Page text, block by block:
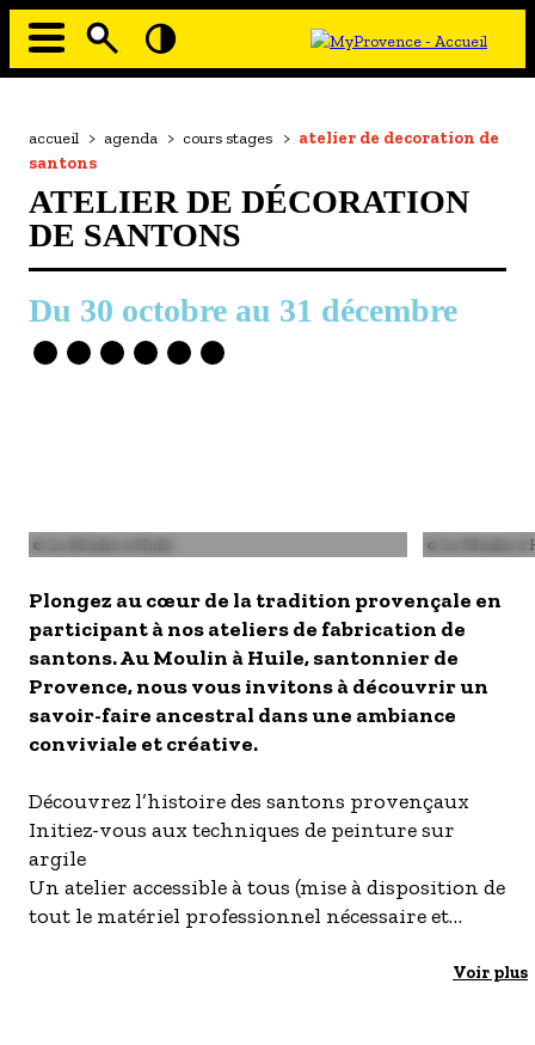
Aller
principale
À MOI LA CULTURE
AU GRAND AIR
PASSEZ À TABLE
SOUS TOUTES LES COUTUMES
TOURISME ET HANDICAP
S'inscrire à nos newsletters
Fil
d'Ariane
accueil > agenda > cours stages > atelier de decoration de
santons
ATELIER DE DÉCORATION
DE SANTONS
30 octobre au 31 décembre
Image
© Le Moulin à Huile Image
© Le Moulin à
Plongez au cœur de la tradition provençale en
participant à nos ateliers de fabrication de
santons. Au Moulin à Huile, santonnier de
Provence, nous vous invitons à découvrir un
savoir-faire ancestral dans une ambiance
conviviale et créative.
Découvrez l’histoire des santons provençaux
Initiez-vous aux techniques de peinture sur
argile
Un atelier accessible à tous (mise à disposition de
tout le matériel professionnel nécessaire et
Voir plus